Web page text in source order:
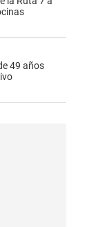
49 años